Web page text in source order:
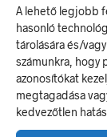
A lehető legjobb
hasonló
tárolására és/
számunkra, hogy
azonosítókat
megtagadása
kedvezőtlen
Jól
És Hogyan
Céges
Megtestesítői